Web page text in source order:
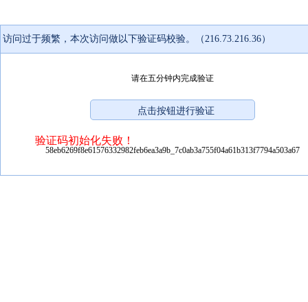
访问过于频繁，本次访问做以下验证码校验。（216.73.216.36）
请在五分钟内完成验证
验证码初始化失败！
58eb6269f8e61576332982feb6ea3a9b_7c0ab3a755f04a61b313f7794a503a67